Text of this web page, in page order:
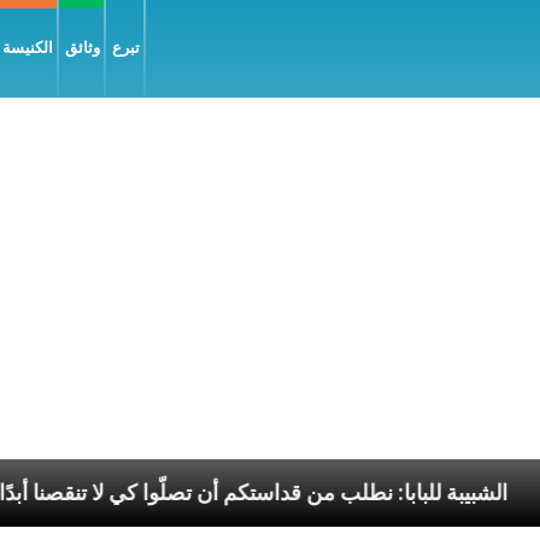
وثائق تبرع
الشبيبة للبابا: نطلب من قداستكم أن تصلّوا السّلام